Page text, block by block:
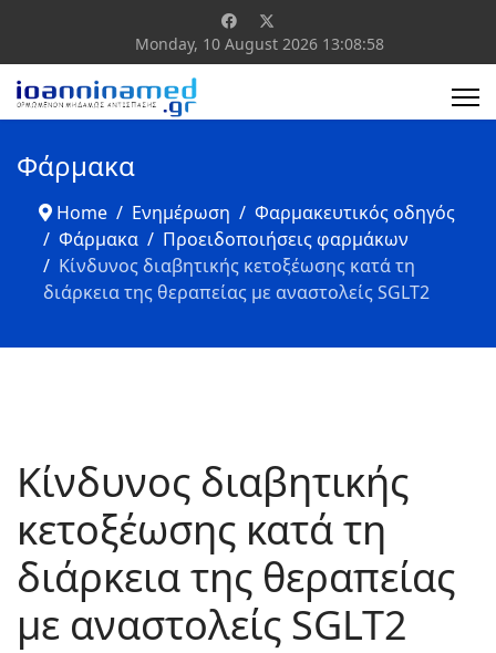
Monday, 10 August 2026 13:08:58
Φάρμακα
Home Ενημέρωση
Φαρμακευτικός οδηγός
Φάρμακα
Προειδοποιήσεις φαρμάκων
Κίνδυνος διαβητικής κετοξέωσης κατά τη
διάρκεια της θεραπείας με αναστολείς SGLT2
Κίνδυνος διαβητικής
κετοξέωσης κατά τη
διάρκεια της θεραπείας
με αναστολείς SGLT2